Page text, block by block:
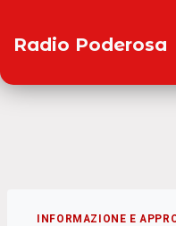
Radio Poderosa
INFORMAZIONE E